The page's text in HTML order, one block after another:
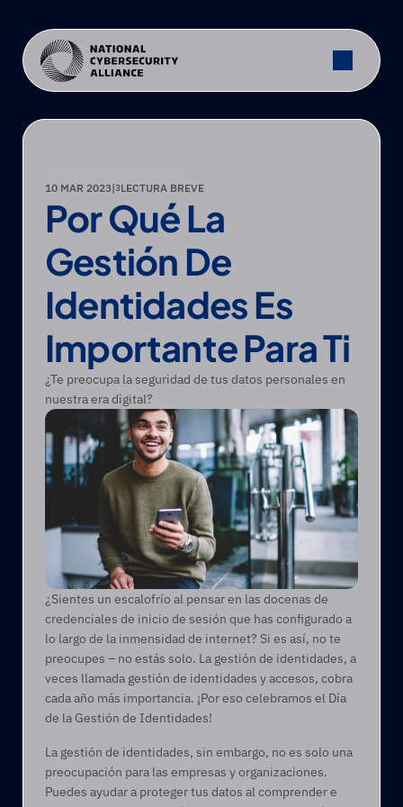
10 MAR 2023|3LECTURA BREVE
Por Qué La
Gestión De
Identidades Es
Importante Para Ti
¿Te preocupa la seguridad de tus datos personales en
nuestra era digital?
¿Sientes un escalofrío al pensar en las docenas de
credenciales de inicio de sesión que has configurado a
lo largo de la inmensidad de internet? Si es así, no te
preocupes – no estás solo. La gestión de identidades, a
veces llamada gestión de identidades y accesos, cobra
cada año más importancia. ¡Por eso celebramos el Día
de la Gestión de Identidades!
La gestión de identidades, sin embargo, no es solo una
preocupación para las empresas y organizaciones.
Puedes ayudar a proteger tus datos al comprender e